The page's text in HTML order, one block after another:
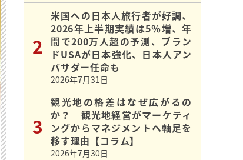
米国への日本人旅行者が好調、
2026年上半期実績は5％増、年
間で200万人超の予測、ブラン
ドUSAが日本強化、日本人アン
バサダー任命も
2026年7月31日
観光地の格差はなぜ広がるの
か？ 観光地経営がマーケティ
ングからマネジメントへ軸足を
移す理由【コラム】
2026年7月30日